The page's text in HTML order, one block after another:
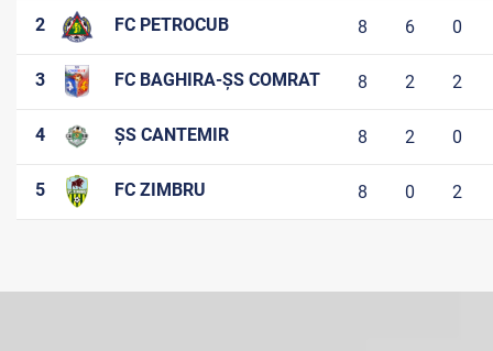
2 FC PETROCUB 8 6 0
3 FC BAGHIRA-ȘS COMRAT 8 2 2
4 ȘS CANTEMIR 8 2 0
5 FC ZIMBRU 8 0 2